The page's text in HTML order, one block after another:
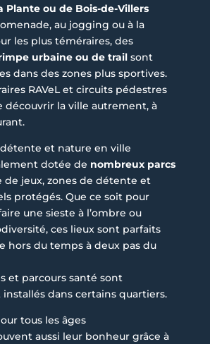
Plante ou de Bois-de-Villers
au jogging ou à la
les plus téméraires, des
urbaine ou de trailsont
dans des zones plus sportives.
RAVeL et circuits pédestres
la ville autrement, à
détente et nature en ville
dotée de nombreux parcs
de jeux, zones de détente et
protégés. Que ce soit pour
une sieste à l’ombre ou
ces lieux sont parfaits
hors du temps à deux pas du
et parcours santé sont
dans certains quartiers.
tous les âges
aussi leur bonheur grâce à